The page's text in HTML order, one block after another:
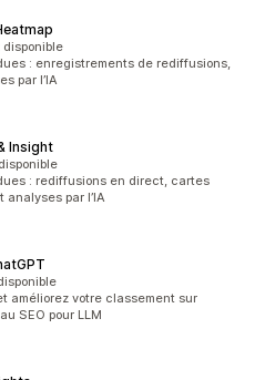
: enregistrements de rediffusions,
par l’IA
Insight
: rediffusions en direct, cartes
par l’IA
améliorez votre classement sur
SEO pour LLM